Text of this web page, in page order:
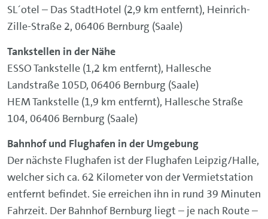
SL´otel – Das StadtHotel (2,9 km entfernt), Heinrich-
Zille-Straße 2, 06406 Bernburg (Saale)
Tankstellen in der Nähe
ESSO Tankstelle (1,2 km entfernt), Hallesche
Landstraße 105D, 06406 Bernburg (Saale)
HEM Tankstelle (1,9 km entfernt), Hallesche Straße
104, 06406 Bernburg (Saale)
Bahnhof und Flughafen in der Umgebung
Der nächste Flughafen ist der Flughafen Leipzig/Halle,
welcher sich ca. 62 Kilometer von der Vermietstation
entfernt befindet. Sie erreichen ihn in rund 39 Minuten
Fahrzeit. Der Bahnhof Bernburg liegt – je nach Route –